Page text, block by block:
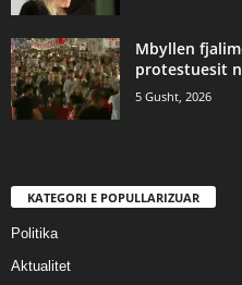
Mbyllen
protestuesit
5 Gusht, 2026
KATEGORI E POPULLARIZUAR
Politika
Aktualitet